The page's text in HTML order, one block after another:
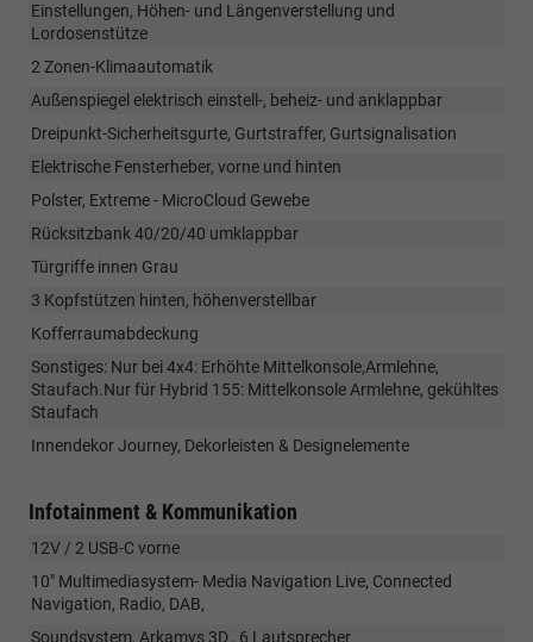
Einstellungen, Höhen- und Längenverstellung und
Lordosenstütze
2 Zonen-Klimaautomatik
Außenspiegel elektrisch einstell-, beheiz- und anklappbar
Dreipunkt-Sicherheitsgurte, Gurtstraffer, Gurtsignalisation
Elektrische Fensterheber, vorne und hinten
Polster, Extreme - MicroCloud Gewebe
Rücksitzbank 40/20/40 umklappbar
Türgriffe innen Grau
3 Kopfstützen hinten, höhenverstellbar
Kofferraumabdeckung
Sonstiges: Nur bei 4x4: Erhöhte Mittelkonsole,Armlehne,
Staufach.Nur für Hybrid 155: Mittelkonsole Armlehne, gekühltes
Staufach
Innendekor Journey, Dekorleisten & Designelemente
Infotainment & Kommunikation
12V / 2 USB-C vorne
10" Multimediasystem- Media Navigation Live, Connected
Navigation, Radio, DAB,
Soundsystem, Arkamys 3D , 6 Lautsprecher